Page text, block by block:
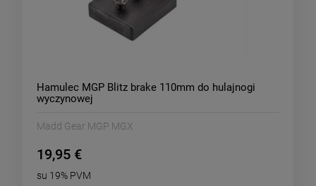
Hamulec MGP Blitz brake 110mm do hulajnogi
wyczynowej
Madd Gear MGP MGX
19,95 €
su 19% PVM